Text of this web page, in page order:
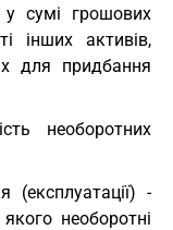
у сумі грошових
інших активів,
для придбання
необоротних
(експлуатації) -
необоротні